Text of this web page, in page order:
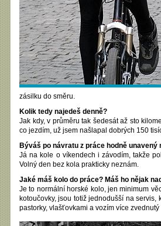
zásilku do směru.
Kolik tedy najedeš denně?
Jak kdy, v průměru tak šedesát až sto
co jezdím, už jsem našlapal dobrých 150
Býváš po návratu z práce hodně
Já na kole o víkendech i závodím, takže
Volný den bez kola prakticky neznám.
Jaké máš kolo do práce? Máš ho nějak
Je to normální horské kolo, jen minimum
kotoučovky, jsou totiž jednodušší na
pastorky, vlašťovkami a vozím více zvednutý